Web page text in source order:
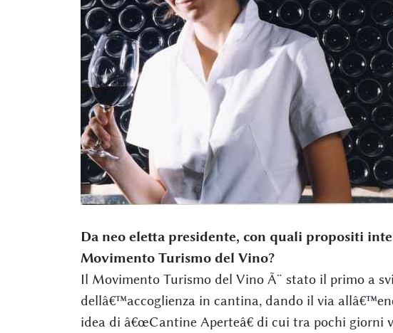
Da neo eletta presidente, con quali propositi
Movimento Turismo del Vino?
Il Movimento Turismo del Vino Ã¨ stato il primo a
dellâ€™accoglienza in cantina, dando il via
idea di â€œCantine Aperteâ€ di cui tra pochi giorni